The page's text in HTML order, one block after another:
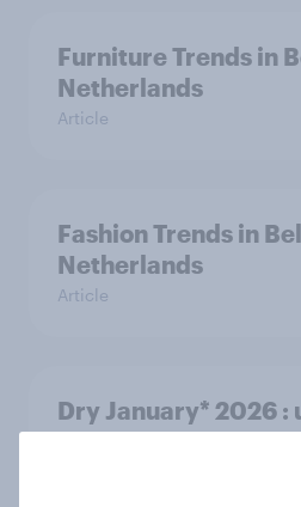
Furniture Trends in
Netherlands
Article
Fashion Trends in
Netherlands
Article
Dry January* 2026 :
forte, une adoption